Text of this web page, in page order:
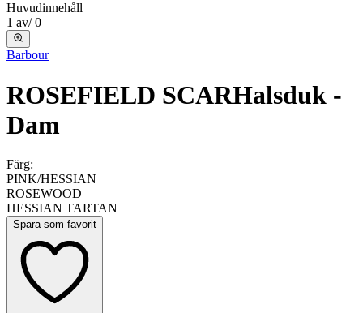
Huvudinnehåll
1 av/ 0
Barbour
ROSEFIELD SCARHalsduk -
Dam
Färg:
PINK/HESSIAN
ROSEWOOD
HESSIAN TARTAN
Spara som favorit